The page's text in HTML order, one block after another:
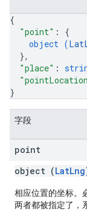
{
"point" : {
object (
},
"place" :
}
字段
point
object (LatLng
相应位置的坐标。
两者都被指定了，